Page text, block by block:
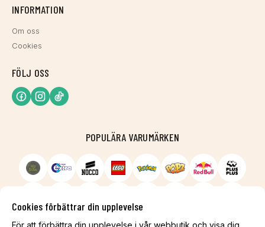
Cookies förbättrar din upplevelse
För att förbättra din upplevelse i vår webbutik och visa dig
INFORMATION
Om oss
Cookies
FÖLJ OSS
POPULÄRA VARUMÄRKEN